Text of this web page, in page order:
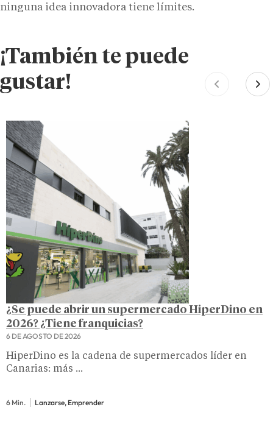
ninguna idea innovadora tiene límites.
¡También te puede
gustar!
¿Se puede abrir un supermercado HiperDino en
2026? ¿Tiene franquicias?
6 DE AGOSTO DE 2026
HiperDino es la cadena de supermercados líder en
Canarias: más ...
6 Min. Lanzarse, Emprender